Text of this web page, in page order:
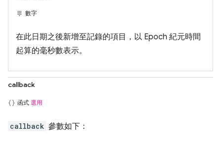
數字
在此日期之後新增至記錄的項目，以 Epoch 紀元時間
起算的毫秒數表示。
callback
函式 選用
callback 參數如下：